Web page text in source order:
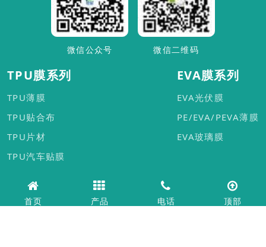
微信公众号 微信二维码
TPU膜系列
TPU薄膜
TPU贴合布
TPU片材
TPU汽车贴膜
EVA膜系列
EVA光伏膜
PE/EVA/PEVA薄膜
EVA玻璃膜
首页 产品 电话 顶部